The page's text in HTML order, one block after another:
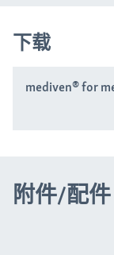
下载
mediven® for
附件/配件